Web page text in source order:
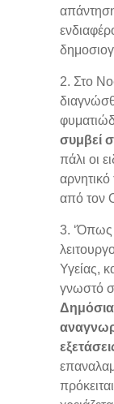
2. Στο
συμβεί
πάλι οι
από τον
3. ‘Όπως
Υγείας,
γνωστό